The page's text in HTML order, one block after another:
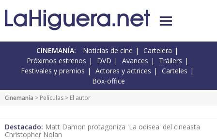
CINEMANÍA: Noticias de cine
Cartelera
Próximos estrenos
DVD Avances
Tráilers
Festivales y premios
Actores y actrices
Carteles
Box-office
Cinemanía > Películas > El autor
Destacado: Matt Damon protagoniza 'La odisea' del cineasta
Christopher Nolan